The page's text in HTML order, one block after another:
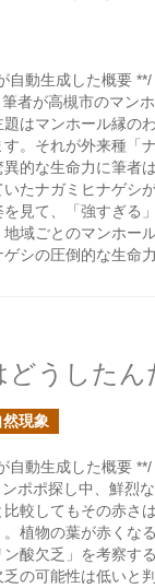
自動生成した概要 **/
者が高槻市のマン
はマンホール縁の
。それが外来種「
的な生命力に筆者
たナガミヒナゲシ
見て、「強すぎる
域ごとのマンホー
シの圧倒的な生命
うしたん
然現象
自動生成した概要 **/
ポポ探し中、鮮烈
較してもその赤さ
植物の葉が赤くな
酸欠乏」を考察す
の可能性は低いと